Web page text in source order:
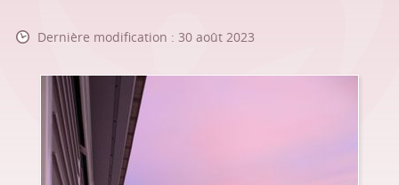
Dernière modification : 30 août 2023